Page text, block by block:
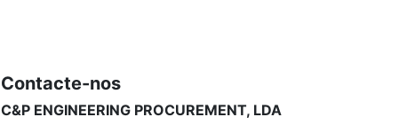
Contacte-nos
C&P ENGINEERING PROCUREMENT, LDA